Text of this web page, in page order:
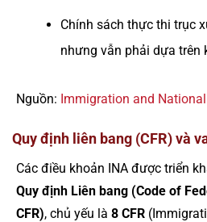
Chính sách thực thi trục
nhưng vẫn phải dựa trên
Nguồn: Immigration and
Quy định liên bang (CFR) và
Các điều khoản INA được triển
Quy định Liên bang (Code of
CFR), chủ yếu là 8 CFR